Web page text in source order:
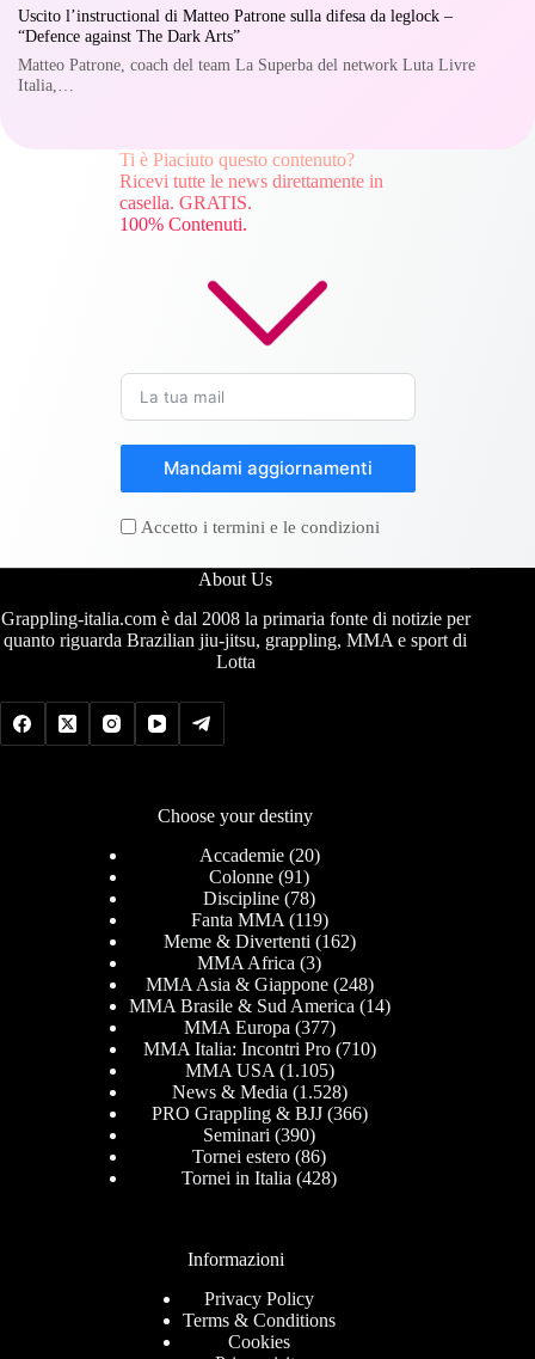
Uscito l’instructional di Matteo Patrone sulla difesa da leglock –
“Defence against The Dark Arts”
Matteo Patrone, coach del team La Superba del network Luta Livre
Italia,…
Ti è Piaciuto questo contenuto?
Ricevi tutte le news direttamente in
casella. GRATIS.
100% Contenuti.
Mandami aggiornamenti
Accetto i termini e le condizioni
About Us
Grappling-italia.com è dal 2008 la primaria fonte di notizie per
quanto riguarda Brazilian jiu-jitsu, grappling, MMA e sport di
Lotta
Choose your destiny
Accademie(20)
Colonne (91)
Discipline (78)
Fanta MMA (119)
Meme & Divertenti (162)
MMA Africa (3)
MMA Asia & Giappone(248)
MMA Brasile & Sud America (14)
MMA Europa (377)
MMA Italia: Incontri Pro(710)
MMA USA (1.105)
News & Media (1.528)
PRO Grappling & BJJ(366)
Seminari (390)
Tornei estero (86)
Tornei in Italia (428)
Informazioni
Privacy Policy
Terms & Conditions
Cookies